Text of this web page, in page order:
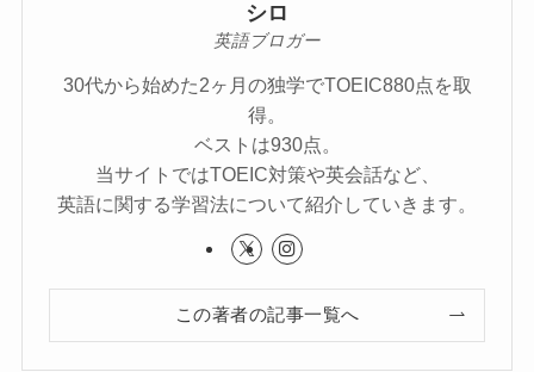
シロ
英語ブロガー
30代から始めた2ヶ月の独学でTOEIC880点を取
得。
ベストは930点。
当サイトではTOEIC対策や英会話など、
英語に関する学習法について紹介していきます。
この著者の記事一覧へ